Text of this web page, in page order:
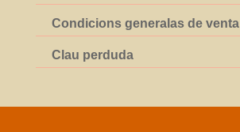
Condicions generalas de venta
Clau perduda